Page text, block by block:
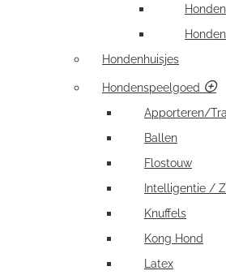
Hondenhuisjes
Hondenspeelgoed
Apporteren/
Ballen
Flostouw
Intelligentie /
Knuffels
Kong Hond
Latex